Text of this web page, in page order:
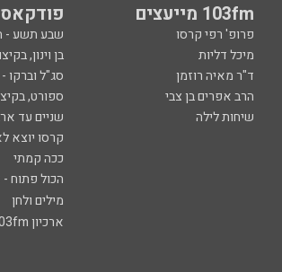
103fm מייעצים
פרופ' רפי קרסו שבע תשע -
מיכל דליות בן וינון,
ד"ר מאיה רוזמן סג"ל
הרב אפרים בן צבי ספורט,
שיחות לילה שניים עד
קרסו יוצא
ככה קמתי
הכול פתוח -
מילים ולחן
ארכיון 103fm